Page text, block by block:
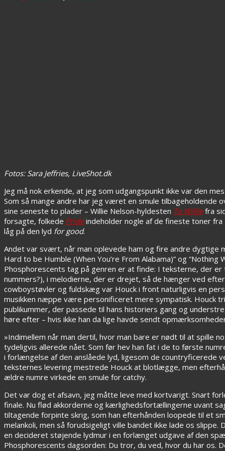
Fotos: Sara Jeffries, LiveShot.dk
Jeg må nok erkende, at jeg som udgangspunkt ikke var den
Som så mange andre har jeg været en smule
sine seneste to plader – Willie Nelson-hyldesten To Williefra
forsagte, folkede Prideindeholder nogle af de fineste toner fra
låg på den lyd for good.
Andet var svært, når man oplevede ham og fire andre dygtige
Hard to be Humble (When You’re From Alabama)” og
Phosphorescents tag på genren er at finde: I teksterne, der
nummers?), i melodierne, der er drejet, så de hænger ved
cowboystøvler og fuldskæg var Houck i front naturligvis en
musikken næppe være personificeret mere sympatisk. Houck
publikummer, der passede til hans historiers gang og
høre efter – hvis ikke han da lige havde sendt
»Indimellem når man dertil, hvor man bare er nødt til at spille
tydeligvis allerede nået. Som før hev han fat i de to første
i forlængelse af den anslåede lyd, ligesom de countryficerede
teksternes levering mestrede Houck at blotlægge, men
ældre numre virkede en smule for catchy.
Det var dog et afsavn, jeg måtte leve med kortvarigt. Snart
finale. Nu flød akkorderne og kærlighedsfortællingerne uvant
tiltagende forpinte skrig, som han efterhånden loopede til et
melankoli, men så forudsigeligt ville bandet ikke lade os
en decideret støjende lydmur i en forlænget udgave af den
Phosphorescents dagsorden: Du tror, du ved, hvor du har os.